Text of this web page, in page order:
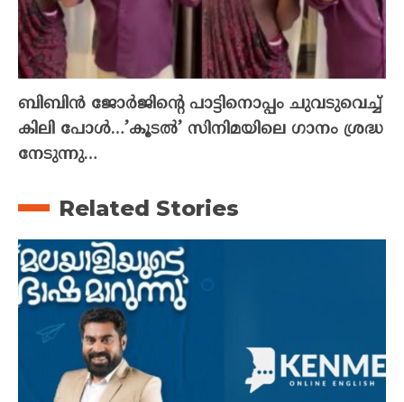
ബിബിൻ ജോർജിന്റെ പാട്ടിനൊപ്പം ചുവടുവെച്ച്
കിലി പോൾ…’കൂടൽ’ സിനിമയിലെ ഗാനം ശ്രദ്ധ
നേടുന്നു…
Related Stories